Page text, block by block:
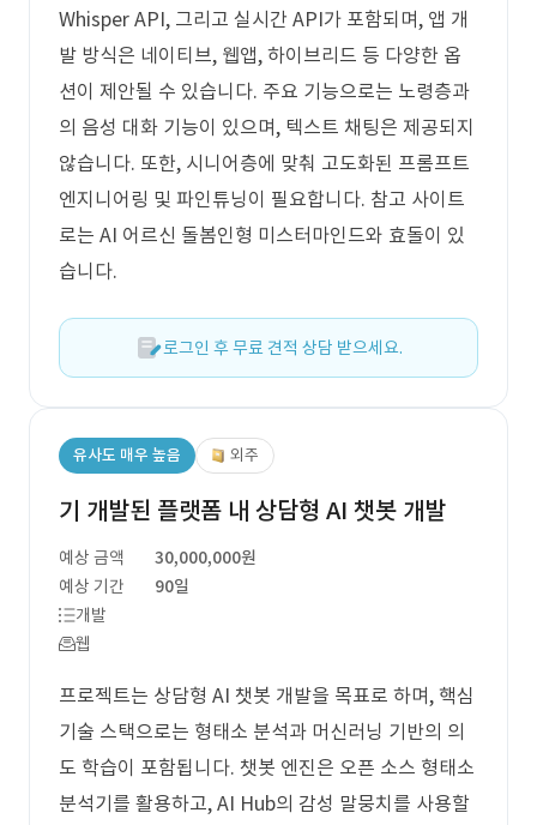
Whisper API, 그리고 실시간 API가 포함되며, 앱 개
발 방식은 네이티브, 웹앱, 하이브리드 등 다양한 옵
션이 제안될 수 있습니다. 주요 기능으로는 노령층과
의 음성 대화 기능이 있으며, 텍스트 채팅은 제공되지
않습니다. 또한, 시니어층에 맞춰 고도화된 프롬프트
엔지니어링 및 파인튜닝이 필요합니다. 참고 사이트
로는 AI 어르신 돌봄인형 미스터마인드와 효돌이 있
습니다.
로그인 후 무료 견적 상담 받으세요.
유사도 매우 높음 외주
기 개발된 플랫폼 내 상담형 AI 챗봇 개발
예상 금액
30,000,000원
예상 기간
90일
개발
웹
프로젝트는 상담형 AI 챗봇 개발을 목표로 하며, 핵심
기술 스택으로는 형태소 분석과 머신러닝 기반의 의
도 학습이 포함됩니다. 챗봇 엔진은 오픈 소스 형태소
분석기를 활용하고, AI Hub의 감성 말뭉치를 사용할